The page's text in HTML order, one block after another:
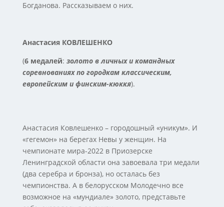
Богданова. Рассказываем о них.
Анастасия КОВЛЕШЕНКО
(6 медалей: золото в личных и командных
соревнованиях по городкам классическим,
европейским и финским-кюккя).
Анастасия Ковлешенко – городошный «уникум». И
«гегемон» на берегах Невы у женщин. На
чемпионате мира-2022 в Приозерске
Ленинградской области она завоевала три медали
(два серебра и бронза), но осталась без
чемпионства. А в белорусском Молодечно все
возможное на «мундиале» золото, представьте